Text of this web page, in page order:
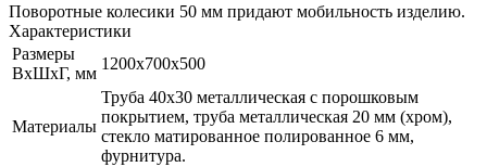
Поворотные колесики 50 мм придают мобильность изделию.
Характеристики
Размеры
ВхШхГ, мм
1200x700х500
Материалы
Труба 40х30 металлическая с порошковым
покрытием, труба металлическая 20 мм (хром),
стекло матированное полированное 6 мм,
фурнитура.